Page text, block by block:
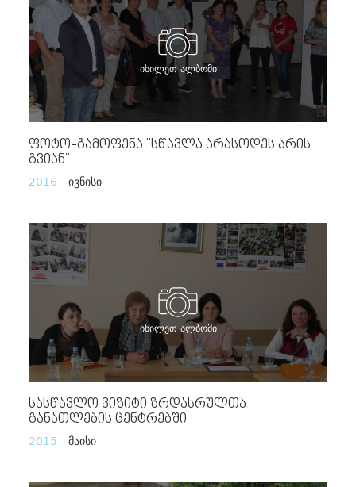
იხილეთ ალბომი
Ფოტო-Გამოფენა "სწავლა Არასოდეს Არის
Გვიან"
2016 ივნისი
იხილეთ ალბომი
Სასწავლო Ვიზიტი Ზრდასრულთა
Განათლების Ცენტრებში
2015 მაისი